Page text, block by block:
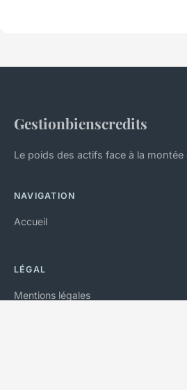
Gestionbienscredits
Le poids des actifs face à la
NAVIGATION
Accueil
LÉGAL
Mentions légales